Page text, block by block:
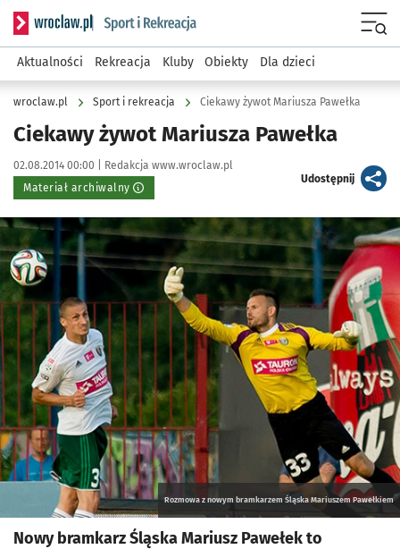
Serwis informacyjny wroclaw.pl podserwis: Sport i rekreacja
Aktualności Rekreacja Kluby Obiekty Dla dzieci
wroclaw.pl Sport i rekreacja Ciekawy żywot Mariusza Pawełka
Ciekawy żywot Mariusza Pawełka
Data publikacji:
02.08.2014 00:00 | Autor:
Redakcja www.wroclaw.pl
Materiał archiwalny
Udostępnijartykuł
Kliknij, aby powiększyć
Rozmowa z nowym bramkarzem Śląska Mariuszem Pawełkiem
Nowy bramkarz Śląska Mariusz Pawełek to